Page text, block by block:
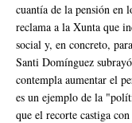
cuantía de la pensión en
reclama a la Xunta que
social y, en concreto,
Santi Domínguez
contempla aumentar el
es un ejemplo de la
que el recorte castiga